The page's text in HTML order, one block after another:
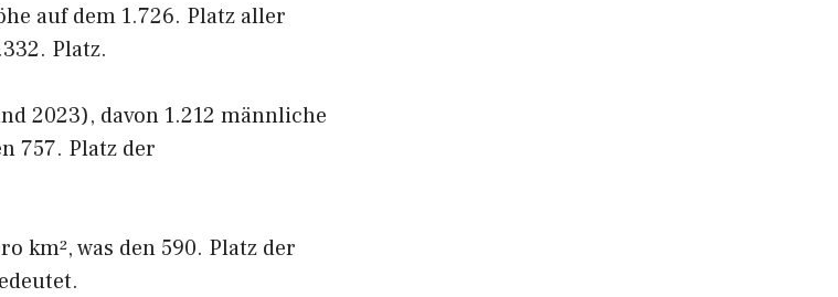
auf dem 1.726. Platz aller
Platz.
2023), davon 1.212 männliche
757. Platz der
km², was den 590. Platz der